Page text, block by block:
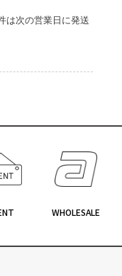
は次の営業日に発送
WHOLESALE